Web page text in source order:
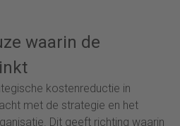
waarin de
kostenreductie in
met de strategie en het
Dit geeft richting waarin